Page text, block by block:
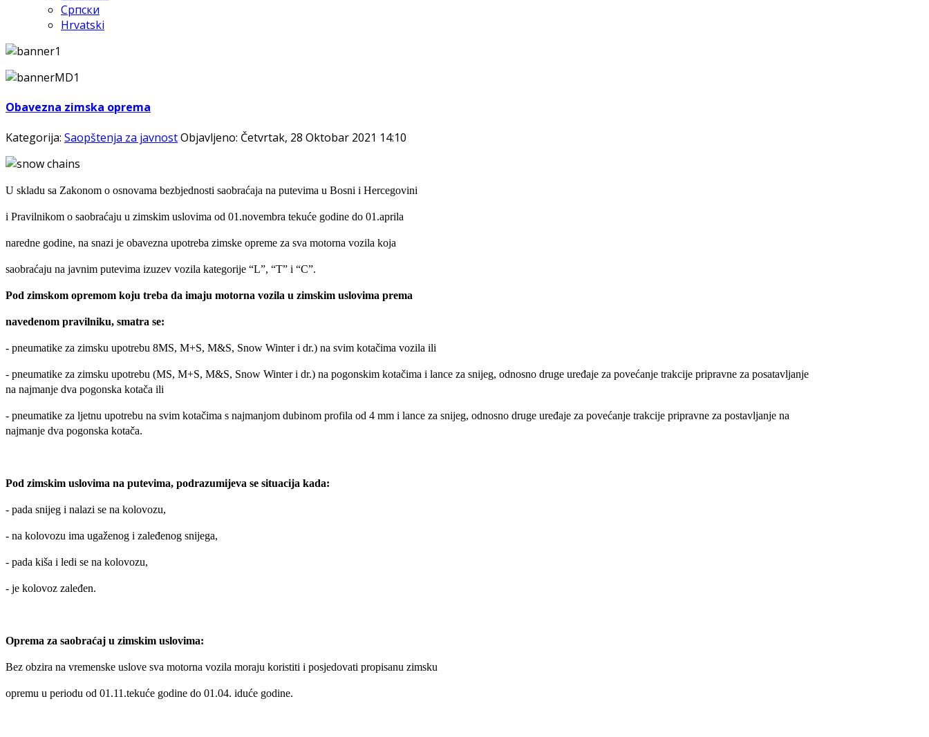
Српски
Hrvatski
Obavezna zimska oprema
Kategorija: Saopštenja za javnostObjavljeno: Četvrtak, 28 Oktobar 2021 14:10
U skladu sa Zakonom o osnovama bezbjednosti saobraćaja na putevima u Bosni i Hercegovini
i Pravilnikom o saobraćaju u zimskim uslovima od 01.novembra tekuće godine do 01.aprila
naredne godine, na snazi je obavezna upotreba zimske opreme za sva motorna vozila koja
saobraćaju na javnim putevima izuzev vozila kategorije “L”, “T” i “C”.
Pod zimskom opremom koju treba da imaju motorna vozila u zimskim uslovima prema
navedenom pravilniku, smatra se:
- pneumatike za zimsku upotrebu 8MS, M+S, M&S, Snow Winter i dr.) na svim kotačima vozila ili
- pneumatike za zimsku upotrebu (MS, M+S, M&S, Snow Winter i dr.) na pogonskim kotačima i lance za snijeg, odnosno druge uređaje za povećanje trakcije pripravne za posatavljanje
na najmanje dva pogonska kotača ili
- pneumatike za ljetnu upotrebu na svim kotačima s najmanjom dubinom profila od 4 mm i lance za snijeg, odnosno druge uređaje za povećanje trakcije pripravne za postavljanje na
najmanje dva pogonska kotača.
Pod zimskim uslovima na putevima, podrazumijeva se situacija kada:
- pada snijeg i nalazi se na kolovozu,
- na kolovozu ima ugaženog i zaleđenog snijega,
- pada kiša i ledi se na kolovozu,
- je kolovoz zaleđen.
Oprema za saobraćaj u zimskim uslovima:
Bez obzira na vremenske uslove sva motorna vozila moraju koristiti i posjedovati propisanu zimsku
opremu u periodu od 01.11.tekuće godine do 01.04. iduće godine.